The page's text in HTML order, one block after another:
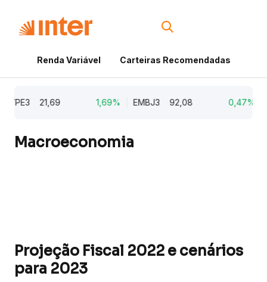
Renda Variável Carteiras Recomendadas
21,69 1,69% EMBJ3 92,08 0,47%
Macroeconomia
Projeção Fiscal 2022 e cenários
para 2023